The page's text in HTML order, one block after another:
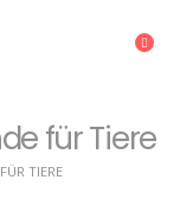
für Tiere
TIERE